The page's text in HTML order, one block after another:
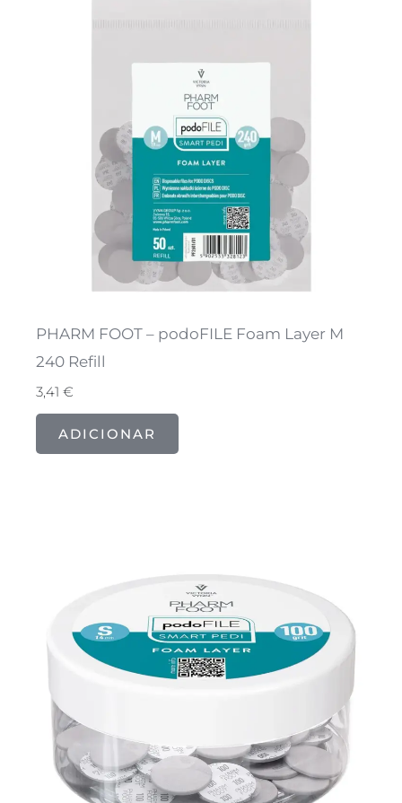
PHARM FOOT – podoFILE Foam Layer M
240 Refill
3,41€
ADICIONAR